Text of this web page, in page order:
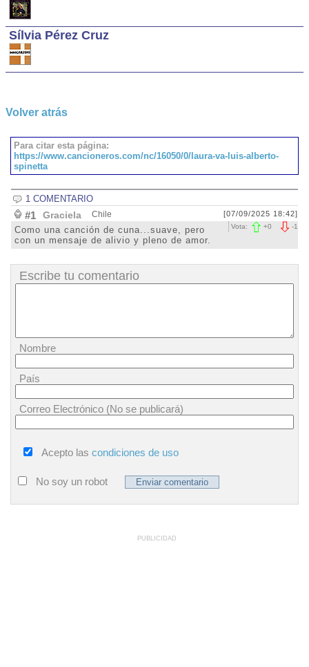
Sílvia Pérez Cruz
Volver atrás
Para citar esta página:
https://www.cancioneros.com/nc/16050/0/laura-va-luis-alberto-
spinetta
1 COMENTARIO
#1 Graciela Chile [07/09/2025 18:42]
-1
Vota: +0
Como una canción de cuna...suave, pero
con un mensaje de alivio y pleno de amor.
Escribe tu comentario
Nombre
País
Correo Electrónico (No se publicará)
Acepto las condiciones de uso
No soy un robot
PUBLICIDAD